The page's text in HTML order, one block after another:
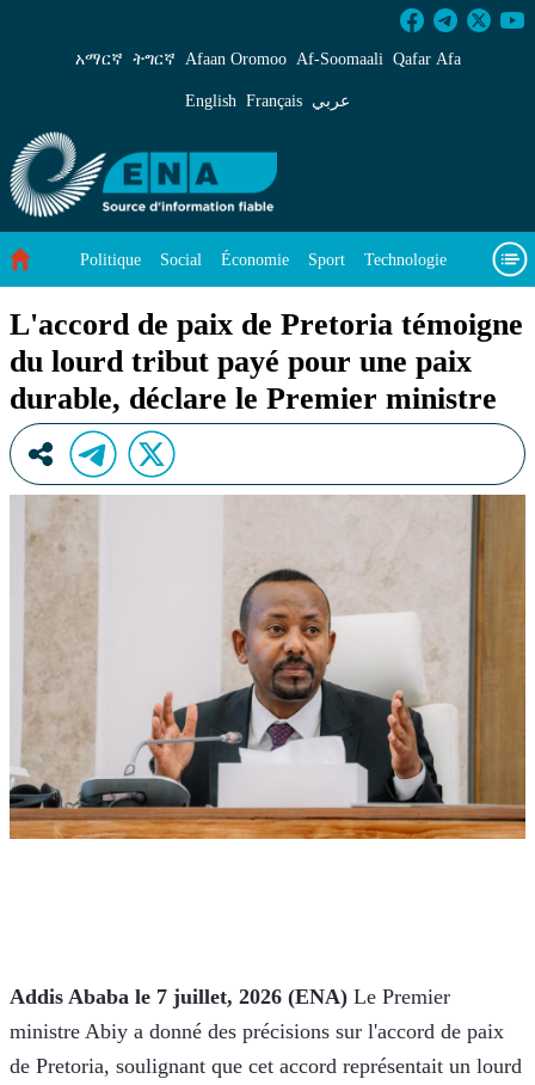
L&#39;accord de paix de Pretoria témoigne
አማርኛ ትግርኛ Afaan Oromoo Af‑Soomaali Qafar Afa
English Français عربي
Politique Social Économie Sport Technologie
L'accord de paix de Pretoria témoigne
du lourd tribut payé pour une paix
durable, déclare le Premier ministre
Addis Ababa le 7 juillet, 2026 (ENA) Le Premier
ministre Abiy a donné des précisions sur l'accord de paix
de Pretoria, soulignant que cet accord représentait un lourd